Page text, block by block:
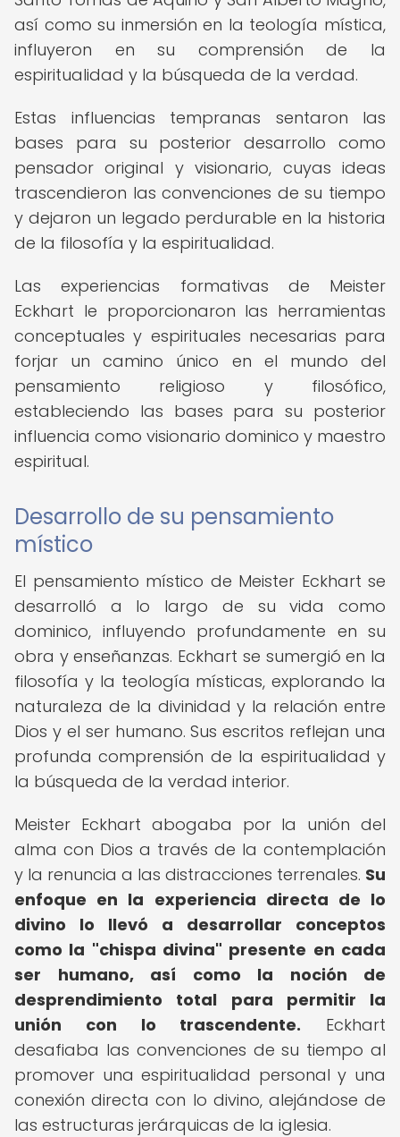
así como su inmersión en la teología mística,
influyeron en su comprensión de la
espiritualidad y la búsqueda de la verdad.
Estas influencias tempranas sentaron las
bases para su posterior desarrollo como
pensador original y visionario, cuyas ideas
trascendieron las convenciones de su tiempo
y dejaron un legado perdurable en la historia
de la filosofía y la espiritualidad.
Las experiencias formativas de Meister
Eckhart le proporcionaron las herramientas
conceptuales y espirituales necesarias para
forjar un camino único en el mundo del
pensamiento religioso y filosófico,
estableciendo las bases para su posterior
influencia como visionario dominico y maestro
espiritual.
Desarrollo de su pensamiento
místico
El pensamiento místico de Meister Eckhart se
desarrolló a lo largo de su vida como
dominico, influyendo profundamente en su
obra y enseñanzas. Eckhart se sumergió en la
filosofía y la teología místicas, explorando la
naturaleza de la divinidad y la relación entre
Dios y el ser humano. Sus escritos reflejan una
profunda comprensión de la espiritualidad y
la búsqueda de la verdad interior.
Meister Eckhart abogaba por la unión del
alma con Dios a través de la contemplación
y la renuncia a las distracciones terrenales. Su
enfoque en la experiencia directa de lo
divino lo llevó a desarrollar conceptos
como la "chispa divina" presente en cada
ser humano, así como la noción de
desprendimiento total para permitir la
unión con lo trascendente. Eckhart
desafiaba las convenciones de su tiempo al
promover una espiritualidad personal y una
conexión directa con lo divino, alejándose de
las estructuras jerárquicas de la iglesia.